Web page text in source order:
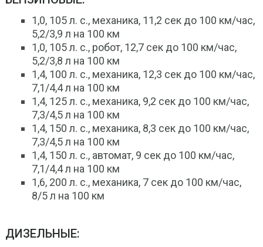
1,0, 105 л. с., механика, 11,2 сек до 100 км/час,
5,2/3,9 л на 100 км
1,0, 105 л. с., робот, 12,7 сек до 100 км/час,
5,2/3,8 л на 100 км
1,4, 100 л. с., механика, 12,3 сек до 100 км/час,
7,1/4,4 л на 100 км
1,4, 125 л. с., механика, 9,2 сек до 100 км/час,
7,3/4,5 л на 100 км
1,4, 150 л. с., механика, 8,3 сек до 100 км/час,
7,3/4,5 л на 100 км
1,4, 150 л. с., автомат, 9 сек до 100 км/час,
7,1/4,4 л на 100 км
1,6, 200 л. с., механика, 7 сек до 100 км/час,
8/5 л на 100 км
ДИЗЕЛЬНЫЕ: